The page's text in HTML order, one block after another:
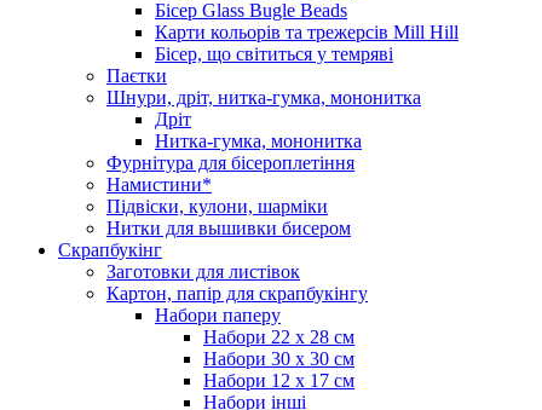
Бісер Glass Bugle Beads
Карти кольорів та трежерсів Mill Hill
Бісер, що світиться у темряві
Паєтки
Шнури, дріт, нитка-гумка, мононитка
Дріт
Нитка-гумка, мононитка
Фурнітура для бісероплетіння
Намистини*
Підвіски, кулони, шарміки
Нитки для вышивки бисером
Скрапбукінг
Заготовки для листівок
Картон, папір для скрапбукінгу
Набори паперу
Набори 22 х 28 см
Набори 30 х 30 см
Набори 12 х 17 см
Набори інші